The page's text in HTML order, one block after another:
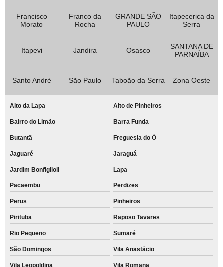
Francisco
Morato
Franco da
Rocha
GRANDE SÃO
PAULO
Itapecerica da
Serra
Itapevi Jandira Osasco
SANTANA DE
PARNAÍBA
Santo André São Paulo Taboão da Serra Zona Oeste
Alto da Lapa Alto de Pinheiros
Bairro do Limão Barra Funda
Butantã Freguesia do Ó
Jaguaré Jaraguá
Jardim Bonfiglioli Lapa
Pacaembu Perdizes
Perus Pinheiros
Pirituba Raposo Tavares
Rio Pequeno Sumaré
São Domingos Vila Anastácio
Vila Leopoldina Vila Romana